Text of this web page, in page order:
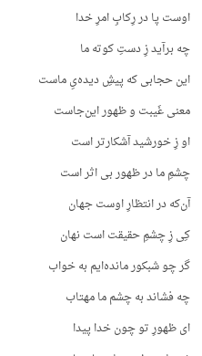
اوست پا در رِکابِ امرِ خدا
چه برآید زِ دستِ کوته ما
این حجابی که پیشِ دیده‌یِ ماست
معنی غَیبت و ظهور این‌جاست
او زِ خورشید آشکارتر است
چشمِ ما در ظهور بی اثر است
آن‌که در انتظارِ اوست جهان
کِی زِ چشمِ حقیقت است نهان
گر چو شبکور مانده‌ایم به خواب
چه فشاند به چشم ما مهتاب
ای ظهورِ تو چون خدا پیدا